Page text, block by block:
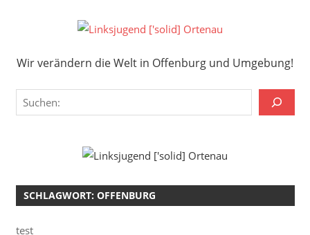
Wir verändern die Welt in Offenburg und Umgebung!
SCHLAGWORT: OFFENBURG
test